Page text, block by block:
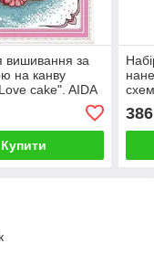
вишивання за
на канву
cake". AIDA
Купити
см
386